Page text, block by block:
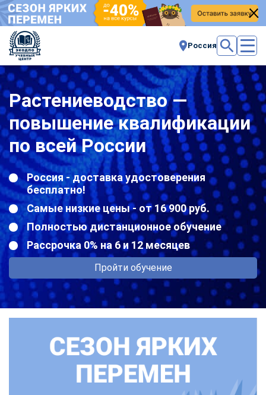
Россия
Растениеводство —
повышение квалификации
по всей России
Россия - доставка удостоверения
бесплатно!
Самые низкие цены - от 16 900 руб.
Полностью дистанционное обучение
Рассрочка 0% на 6 и 12 месяцев
Пройти обучение